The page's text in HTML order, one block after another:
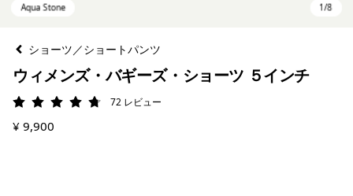
ショーツ／ショートパンツ
ウィメンズ・バギーズ・ショーツ ５インチ
評価: 4.7 / 5
72 レビュー
¥ 9,900